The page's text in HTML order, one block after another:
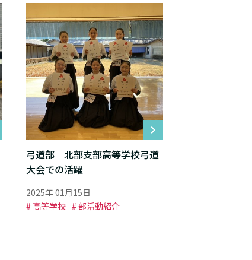
弓道部 北部支部高等学校弓道
大会での活躍
2025年 01月15日
# 高等学校 # 部活動紹介